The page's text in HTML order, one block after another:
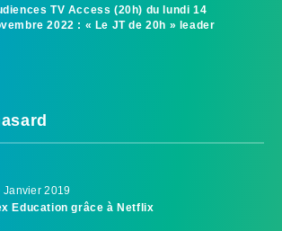
TV Access (20h) du lundi 14
2022 : « Le JT de 20h » leader
Janvier 2019
Education grâce à Netflix